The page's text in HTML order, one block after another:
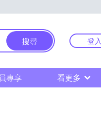
搜尋 登入
專享 看更多